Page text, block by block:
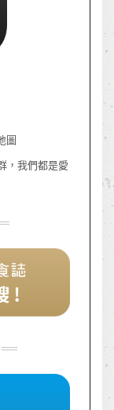
圖
，我們都是愛